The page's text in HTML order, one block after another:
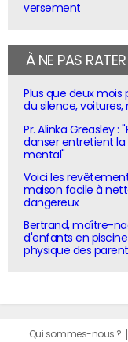
versement
À NE PAS RATER
Plus que deux mois
du silence,
Pr. Alinka Greasley
danser entretient la
mental"
Voici les
maison facile à
dangereux
Bertrand, maître-
d'enfants en
physique des
Qui sommes-nous ?